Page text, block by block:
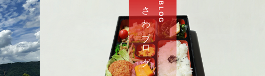
B L O G
さ わ ブ ロ グ